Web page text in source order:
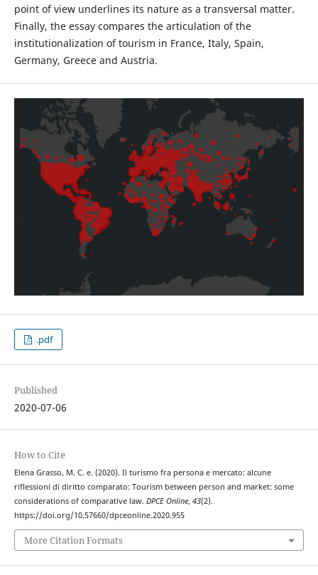
point of view underlines its nature as a transversal matter.
Finally, the essay compares the articulation of the
institutionalization of tourism in France, Italy, Spain,
Germany, Greece and Austria.
.pdf
Published
2020-07-06
How to Cite
Elena Grasso, M. C. e. (2020). Il turismo fra persona e mercato: alcune
riflessioni di diritto comparato: Tourism between person and market: some
considerations of comparative law. DPCE Online, 43(2).
https://doi.org/10.57660/dpceonline.2020.955
More Citation Formats